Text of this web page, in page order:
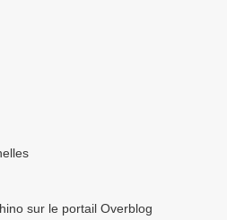
sur le portail Overblog